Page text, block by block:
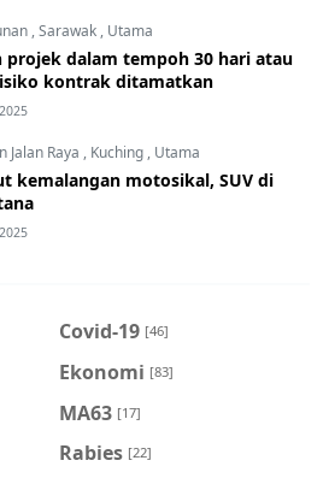
,Sarawak , Utama
projek dalam tempoh 30 hari atau
kontrak ditamatkan
Jalan Raya , Kuching , Utama
kemalangan motosikal, SUV di
Covid-19 [46]
Ekonomi [83]
MA63 [17]
Rabies [22]